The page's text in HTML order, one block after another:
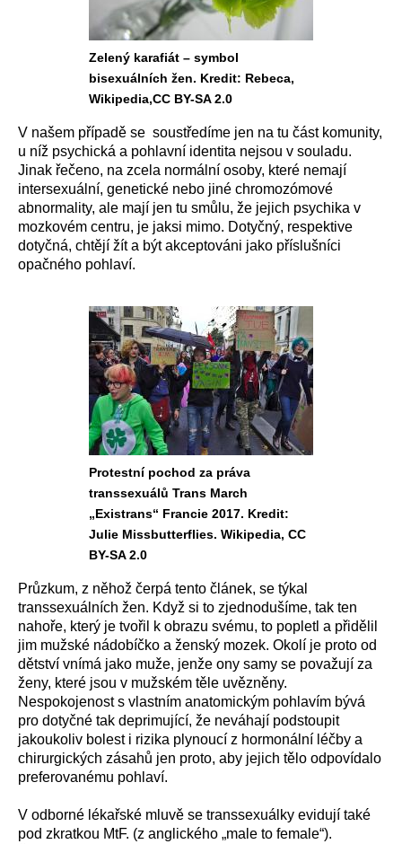
Zelený karafiát – symbol
bisexuálních žen. Kredit: Rebeca,
Wikipedia,CC BY-SA 2.0
V našem případě se soustředíme jen na tu část komunity,
u níž psychická a pohlavní identita nejsou v souladu.
Jinak řečeno, na zcela normální osoby, které nemají
intersexuální, genetické nebo jiné chromozómové
abnormality, ale mají jen tu smůlu, že jejich psychika v
mozkovém centru, je jaksi mimo. Dotyčný, respektive
dotyčná, chtějí žít a být akceptováni jako příslušníci
opačného pohlaví.
Protestní pochod za práva
transsexuálů Trans March
„Existrans“ Francie 2017. Kredit:
Julie Missbutterflies. Wikipedia, CC
BY-SA 2.0
Průzkum, z něhož čerpá tento článek, se týkal
transsexuálních žen. Když si to zjednodušíme, tak ten
nahoře, který je tvořil k obrazu svému, to popletl a přidělil
jim mužské nádobíčko a ženský mozek. Okolí je proto od
dětství vnímá jako muže, jenže ony samy se považují za
ženy, které jsou v mužském těle uvězněny.
Nespokojenost s vlastním anatomickým pohlavím bývá
pro dotyčné tak deprimující, že neváhají podstoupit
jakoukoliv bolest i rizika plynoucí z hormonální léčby a
chirurgických zásahů jen proto, aby jejich tělo odpovídalo
preferovanému pohlaví.
V odborné lékařské mluvě se transsexuálky evidují také
pod zkratkou MtF. (z anglického „male to female“).